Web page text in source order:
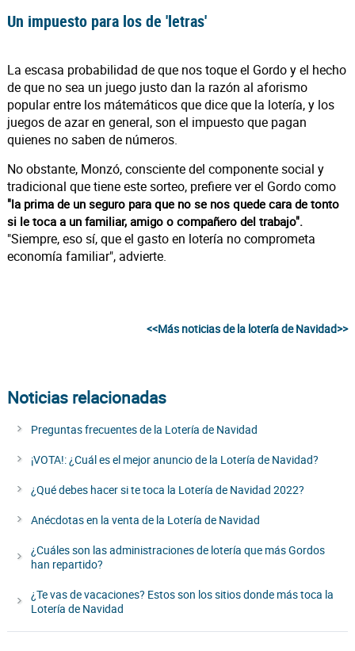
Un impuesto para los de 'letras'
La escasa probabilidad de que nos toque el Gordo y el hecho
de que no sea un juego justo dan la razón al aforismo
popular entre los mátemáticos que dice que la lotería, y los
juegos de azar en general, son el impuesto que pagan
quienes no saben de números.
No obstante, Monzó, consciente del componente social y
tradicional que tiene este sorteo, prefiere ver el Gordo como
"la prima de un seguro para que no se nos quede cara de tonto
si le toca a un familiar, amigo o compañero del trabajo".
"Siempre, eso sí, que el gasto en lotería no comprometa
economía familiar", advierte.
<<Más noticias de la lotería de Navidad>>
Noticias relacionadas
Preguntas frecuentes de la Lotería de Navidad
¡VOTA!: ¿Cuál es el mejor anuncio de la Lotería de Navidad?
¿Qué debes hacer si te toca la Lotería de Navidad 2022?
Anécdotas en la venta de la Lotería de Navidad
¿Cuáles son las administraciones de lotería que más Gordos
han repartido?
¿Te vas de vacaciones? Estos son los sitios donde más toca la
Lotería de Navidad